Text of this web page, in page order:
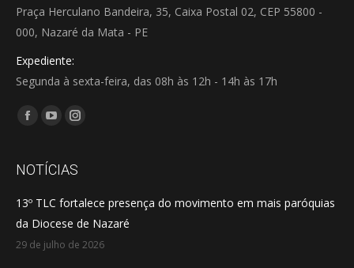
Praça Herculano Bandeira, 35, Caixa Postal 02, CEP 55800 -
000, Nazaré da Mata - PE
Expediente:
Segunda à sexta-feira, das 08h às 12h - 14h às 17h
Encontre-nos em:
Facebook
opens
new
window
YouTube
opens
new
window
Instagram
opens
new
window
NOTÍCIAS
13º TLC fortalece presença do movimento em mais paróquias
da Diocese de Nazaré
29 de julho de 2026